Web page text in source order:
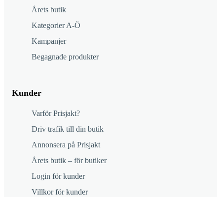
Årets butik
Kategorier A-Ö
Kampanjer
Begagnade produkter
Kunder
Varför Prisjakt?
Driv trafik till din butik
Annonsera på Prisjakt
Årets butik – för butiker
Login för kunder
Villkor för kunder